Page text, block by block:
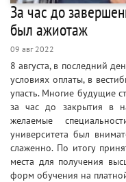
За час до
был ажиотаж
09 авг 2022
8 августа, в последний
условиях оплаты, в
упасть. Многие будущие
за час до закрытия в
желаемые
университета был
слаженно. По итогу
места для получения
форм обучения на